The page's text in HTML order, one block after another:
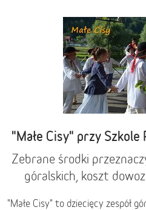
"Małe Cisy" przy
Zebrane środki
góralskich, koszt
"Małe Cisy" to dziecięcy zespół